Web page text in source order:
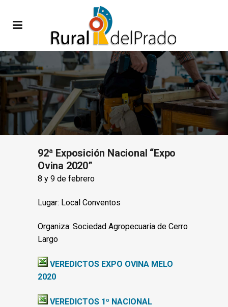
92ª Exposición Nacional “Expo
Ovina 2020”
8 y 9 de febrero
Lugar: Local Conventos
Organiza: Sociedad Agropecuaria de Cerro
Largo
VEREDICTOS EXPO OVINA MELO
2020
VEREDICTOS 1º NACIONAL